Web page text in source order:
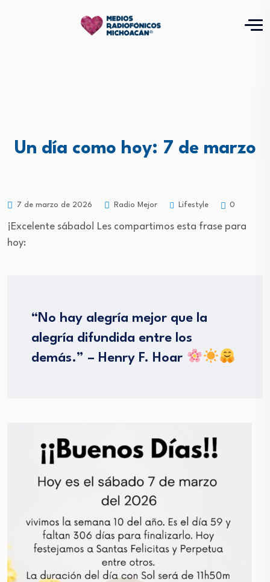
Un día como hoy: 7 de marzo
7 de marzo de 2026 Radio Mejor Lifestyle 0
¡Excelente sábado! Les compartimos esta frase para
hoy:
“No hay alegría mejor que la
alegría difundida entre los
demás.” – Henry F. Hoar